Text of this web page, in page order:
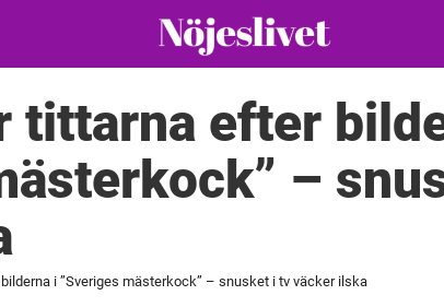
tittarna efter
–
i ”Sveriges mästerkock” – snusket i tv väcker ilska